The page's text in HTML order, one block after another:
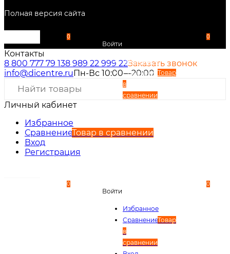
Полная версия сайта
0
Войти
Избранное
Сравнение Товар
в
сравнении
0
Контакты
8 800 777 79 138 989 22 999 22Заказать звонок
info@dicentre.ruПн-Вс 10:00—20:00
Личный кабинет
Избранное
СравнениеТовар в сравнении
Вход
Регистрация
0
Войти
Избранное
СравнениеТовар
в
сравнении
0